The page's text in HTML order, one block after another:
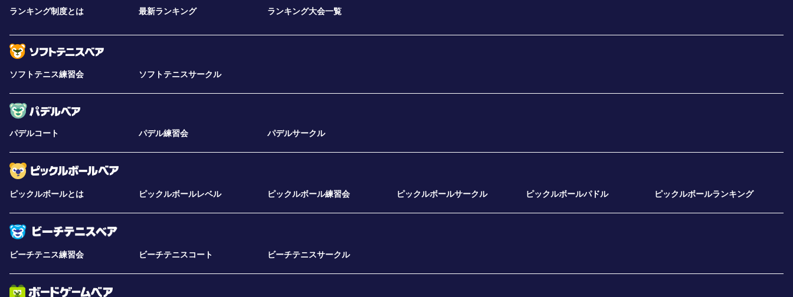
ランキング制度とは 最新ランキング ランキング大会一覧
ソフトテニス練習会 ソフトテニスサークル
パデルコート パデル練習会 パデルサークル
ピックルボールとは ピックルボールレベル ピックルボール練習会 ピックルボールサークル ピックルボールパドル ピックルボールランキング
ビーチテニス練習会 ビーチテニスコート ビーチテニスサークル